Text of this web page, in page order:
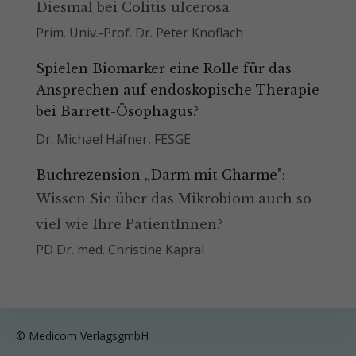
Diesmal bei Colitis ulcerosa
Prim. Univ.-Prof. Dr. Peter Knoflach
Spielen Biomarker eine Rolle für das
Ansprechen auf endoskopische Therapie
bei Barrett-Ösophagus?
Dr. Michael Häfner, FESGE
Buchrezension „Darm mit Charme":
Wissen Sie über das Mikrobiom auch so
viel wie Ihre PatientInnen?
PD Dr. med. Christine Kapral
© Medicom VerlagsgmbH